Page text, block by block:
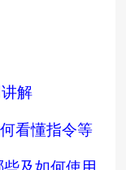
解
看懂指令等